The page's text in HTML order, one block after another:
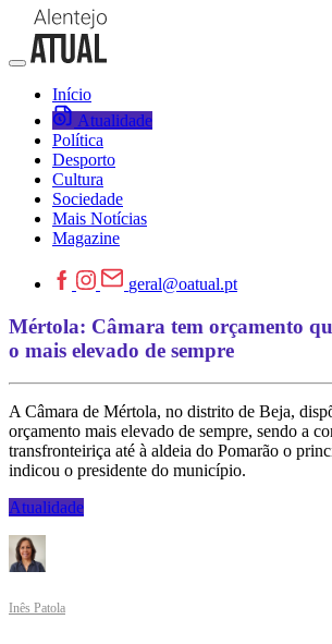
Início
Atualidade
Política
Desporto
Cultura
Sociedade
Mais Notícias
Magazine
geral@oatual.pt
Mértola: Câmara tem orçamento
o mais elevado de sempre
A Câmara de Mértola, no distrito de Beja,
orçamento mais elevado de sempre, sendo a
transfronteiriça até à aldeia do Pomarão o
indicou o presidente do município.
Atualidade
Inês Patola